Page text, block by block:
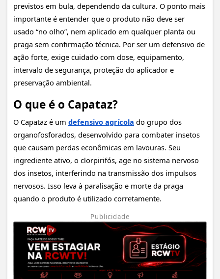
previstos em bula, dependendo da cultura. O ponto mais
importante é entender que o produto não deve ser
usado “no olho”, nem aplicado em qualquer planta ou
praga sem confirmação técnica. Por ser um defensivo de
ação forte, exige cuidado com dose, equipamento,
intervalo de segurança, proteção do aplicador e
preservação ambiental.
O que é o Capataz?
O Capataz é um defensivo agrícola do grupo dos
organofosforados, desenvolvido para combater insetos
que causam perdas econômicas em lavouras. Seu
ingrediente ativo, o clorpirifós, age no sistema nervoso
dos insetos, interferindo na transmissão dos impulsos
nervosos. Isso leva à paralisação e morte da praga
quando o produto é utilizado corretamente.
Publicidade